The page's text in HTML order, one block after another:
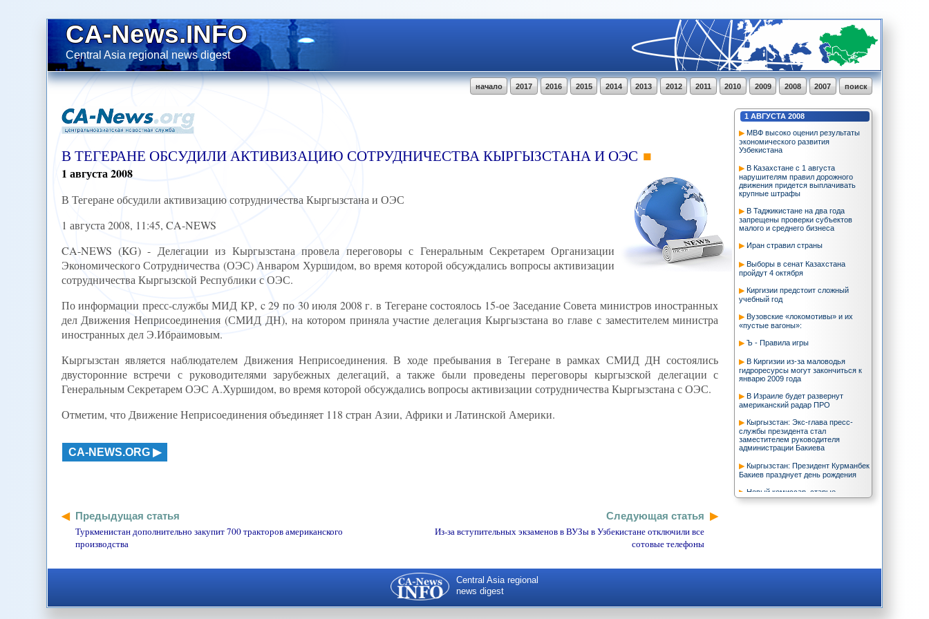
CA-News.INFO
Central Asia regional news digest
поиск
2007
2008
2009
2010
2011
2012
2013
2014
2015
2016
2017
начало
1 АВГУСТА 2008
МВФ высоко оценил результаты
экономического развития
Узбекистана
В Казахстане с 1 августа
нарушителям правил дорожного
движения придется выплачивать
крупные штрафы
В Таджикистане на два года
запрещены проверки субъектов
малого и среднего бизнеса
Иран стравил страны
Выборы в сенат Казахстана
пройдут 4 октября
Киргизии предстоит сложный
учебный год
Вузовские «локомотивы» и их
«пустые вагоны»:
Ъ - Правила игры
В Киргизии из-за маловодья
гидроресурсы могут закончиться к
январю 2009 года
В Израиле будет развернут
американский радар ПРО
Кыргызстан: Экс-глава пресс-
службы президента стал
заместителем руководителя
администрации Бакиева
Кыргызстан: Президент Курманбек
Бакиев празднует день рождения
Новый комиссар, старые
проблемы
В ТЕГЕРАНЕ ОБСУДИЛИ АКТИВИЗАЦИЮ СОТРУДНИЧЕСТВА КЫРГЫЗСТАНА И ОЭС
1 августа2008
В Тегеране обсудили активизацию сотрудничества Кыргызстана и ОЭС
1 августа 2008, 11:45, CA-NEWS
CA-NEWS (KG) - Делегации из Кыргызстана провела переговоры с Генеральным Секретарем Организации
Экономического Сотрудничества (ОЭС) Анваром Хуршидом, во время которой обсуждались вопросы активизации
сотрудничества Кыргызской Республики с ОЭС.
По информации пресс-службы МИД КР, c 29 по 30 июля 2008 г. в Тегеране состоялось 15-ое Заседание Совета министров иностранных
дел Движения Неприсоединения (СМИД ДН), на котором приняла участие делегация Кыргызстана во главе с заместителем министра
иностранных дел Э.Ибраимовым.
Кыргызстан является наблюдателем Движения Неприсоединения. В ходе пребывания в Тегеране в рамках СМИД ДН состоялись
двусторонние встречи с руководителями зарубежных делегаций, а также были проведены переговоры кыргызской делегации с
Генеральным Секретарем ОЭС А.Хуршидом, во время которой обсуждались вопросы активизации сотрудничества Кыргызстана с ОЭС.
Отметим, что Движение Неприсоединения объединяет 118 стран Азии, Африки и Латинской Америки.
CA-NEWS.ORG
Предыдущая статья
Туркменистан дополнительно закупит 700 тракторов американского
производства
Следующая статья
Из-за вступительных экзаменов в ВУЗы в Узбекистане отключили все
сотовые телефоны
Central Asia regional
news digest